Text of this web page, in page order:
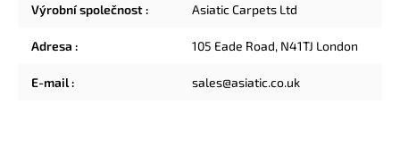
Výrobní společnost: Asiatic Carpets Ltd
Adresa : 105 Eade Road, N41TJ London
E-mail: sales@asiatic.co.uk